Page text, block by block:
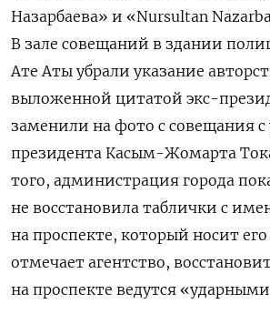
Назарбаева» и «Nursultan
В зале совещаний в здании
Ате Аты убрали указание
выложенной цитатой экс-
заменили на фото с совещания с
президента Касым-Жомарта
того, администрация города
не восстановила таблички с
на проспекте, который носит
отмечает агентство,
на проспекте ведутся